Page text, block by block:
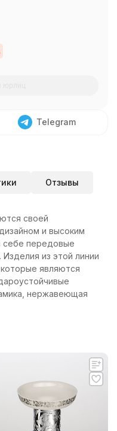
Telegram
Отзывы
своей
и высоким
себе передовые
из этой линии
являются
нержавеющая